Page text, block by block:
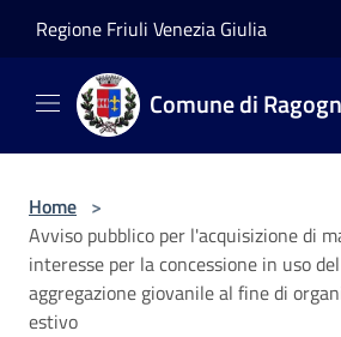
Regione Friuli Venezia Giulia
Comune di
Home >
Avviso pubblico per l'acquisizione di
interesse per la concessione in uso
aggregazione giovanile al fine di
estivo